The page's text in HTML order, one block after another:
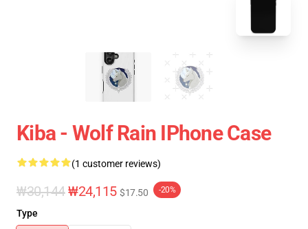
Kiba - Wolf Rain IPhone Case
(1 customer reviews)
₩30,144₩24,115 $17.50 -20%
Type